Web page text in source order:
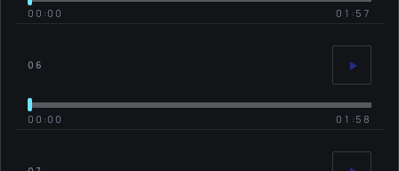
00:00 01:57
06
00:00 01:58